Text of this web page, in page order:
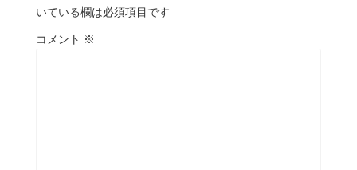
いている欄は必須項目です
コメント ※